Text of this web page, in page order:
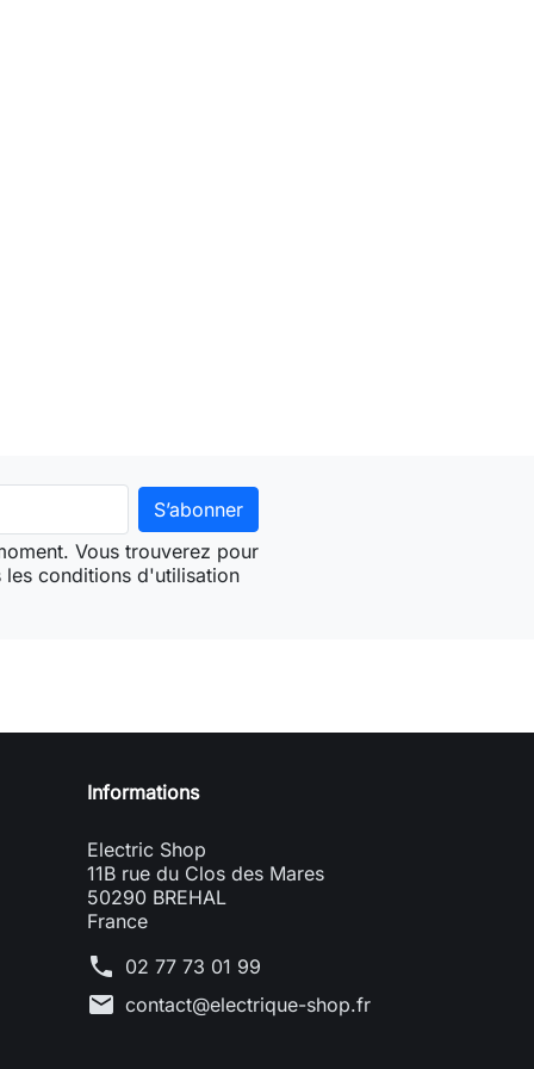
Vous trouverez pour
conditions d'utilisation
Informations
Electric Shop
11B rue du Clos des Mares
50290 BREHAL
France
phone 02 77 73 01 99
mail contact@electrique-shop.fr